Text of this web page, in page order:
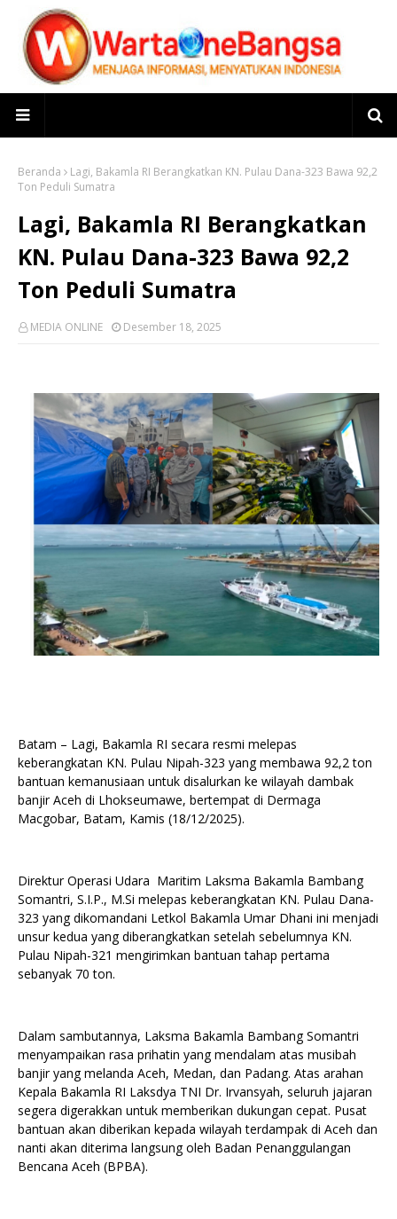
Beranda
Lagi, Bakamla RI Berangkatkan KN. Pulau Dana-323 Bawa 92,2
Ton Peduli Sumatra
Lagi, Bakamla RI Berangkatkan
KN. Pulau Dana-323 Bawa 92,2
Ton Peduli Sumatra
MEDIA ONLINE Desember 18, 2025
Batam – Lagi, Bakamla RI secara resmi melepas
keberangkatan KN. Pulau Nipah-323 yang membawa 92,2 ton
bantuan kemanusiaan untuk disalurkan ke wilayah dambak
banjir Aceh di Lhokseumawe, bertempat di Dermaga
Macgobar, Batam, Kamis (18/12/2025).
Direktur Operasi Udara Maritim Laksma Bakamla Bambang
Somantri, S.I.P., M.Si melepas keberangkatan KN. Pulau Dana-
323 yang dikomandani Letkol Bakamla Umar Dhani ini menjadi
unsur kedua yang diberangkatkan setelah sebelumnya KN.
Pulau Nipah-321 mengirimkan bantuan tahap pertama
sebanyak 70 ton.
Dalam sambutannya, Laksma Bakamla Bambang Somantri
menyampaikan rasa prihatin yang mendalam atas musibah
banjir yang melanda Aceh, Medan, dan Padang. Atas arahan
Kepala Bakamla RI Laksdya TNI Dr. Irvansyah, seluruh jajaran
segera digerakkan untuk memberikan dukungan cepat. Pusat
bantuan akan diberikan kepada wilayah terdampak di Aceh dan
nanti akan diterima langsung oleh Badan Penanggulangan
Bencana Aceh (BPBA).